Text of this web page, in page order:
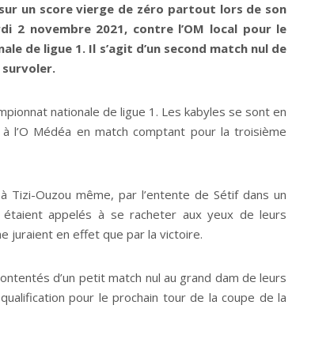
un score vierge de zéro partout lors de son
2 novembre 2021, contre l’OM local pour le
de ligue 1. Il s’agit d’un second match nul de
survoler.
nationale de ligue 1. Les kabyles se sont en
l’O Médéa en match comptant pour la troisième
Ouzou même, par l’entente de Sétif dans un
appelés à se racheter aux yeux de leurs
juraient en effet que par la victoire.
d’un petit match nul au grand dam de leurs
pour le prochain tour de la coupe de la